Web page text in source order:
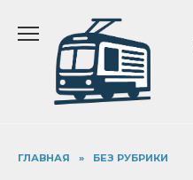
содержанию
ГЛАВНАЯ » БЕЗ РУБРИКИ